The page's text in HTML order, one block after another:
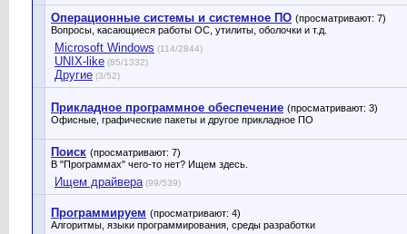
Операционные системы и системное ПО (просматривают: 7)
Вопросы, касающиеся работы ОС, утилиты, оболочки и т.д.
Microsoft Windows (114/2844)
UNIX-like (85/1332)
Другие (3/52)
Прикладное программное обеспечение (просматривают: 3)
Офисные, графические пакеты и другое прикладное ПО
Поиск (просматривают: 7)
В "Программах" чего-то нет? Ищем здесь.
Ищем драйвера (99/539)
Программируем (просматривают: 4)
Алгоритмы, языки программирования, среды разработки